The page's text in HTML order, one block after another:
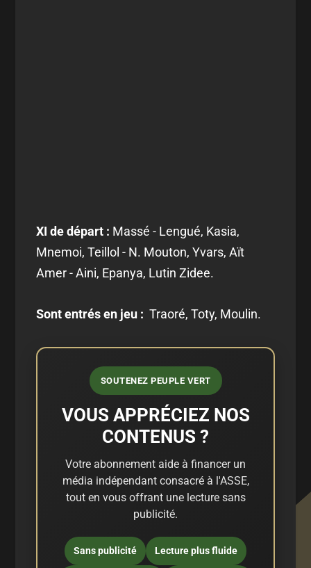
XI de départ : Massé - Lengué, Kasia,
Mnemoi, Teillol - N. Mouton, Yvars, Aït
Amer - Aini, Epanya, Lutin Zidee.
Sont entrés en jeu : Traoré, Toty, Moulin.
SOUTENEZ PEUPLE VERT
VOUS APPRÉCIEZ NOS
CONTENUS ?
Votre abonnement aide à financer un
média indépendant consacré à l'ASSE,
tout en vous offrant une lecture sans
publicité.
Sans publicité Lecture plus fluide